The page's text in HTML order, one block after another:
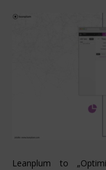
Leanplum to